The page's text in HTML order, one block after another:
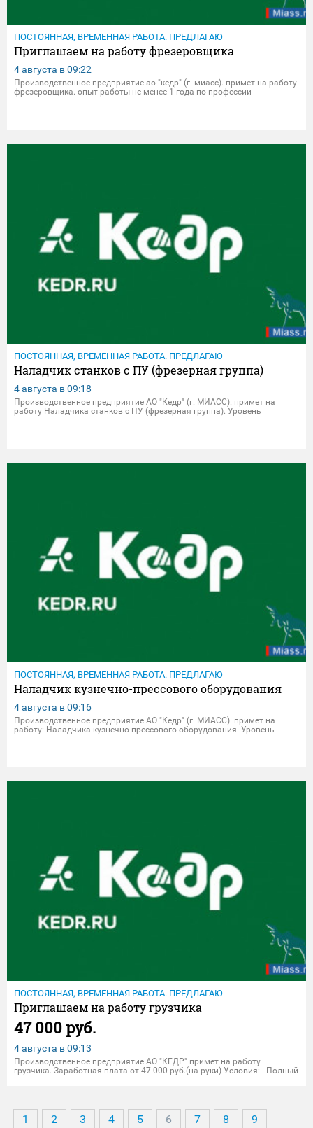
ПОСТОЯННАЯ, ВРЕМЕННАЯ РАБОТА. ПРЕДЛАГАЮ
Приглашаем на работу фрезеровщика
4 августа в09:22
Производственное предприятие ао "кедр" (г. миасс). примет на работу
фрезеровщика. опыт работы не менее 1 года по профессии -
ПОСТОЯННАЯ, ВРЕМЕННАЯ РАБОТА. ПРЕДЛАГАЮ
Наладчик станков с ПУ (фрезерная группа)
4 августа в09:18
Производственное предприятие АО "Кедр" (г. МИАСС). примет на
работу Наладчика станков с ПУ (фрезерная группа). Уровень
ПОСТОЯННАЯ, ВРЕМЕННАЯ РАБОТА. ПРЕДЛАГАЮ
Наладчик кузнечно-прессового оборудования
4 августа в09:16
Производственное предприятие АО "Кедр" (г. МИАСС). примет на
работу: Наладчика кузнечно-прессового оборудования. Уровень
ПОСТОЯННАЯ, ВРЕМЕННАЯ РАБОТА. ПРЕДЛАГАЮ
Приглашаем на работу грузчика
47 000 руб.
4 августа в09:13
Производственное предприятие АО "КЕДР" примет на работу
грузчика. Заработная плата от 47 000 руб.(на руки) Условия: - Полный
1 2 3 4 5 6 7 8
9